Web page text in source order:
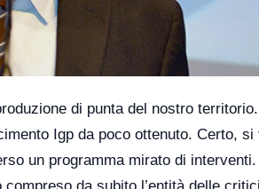
di punta del nostro
Igp da poco ottenuto. Certo, si
un programma mirato di